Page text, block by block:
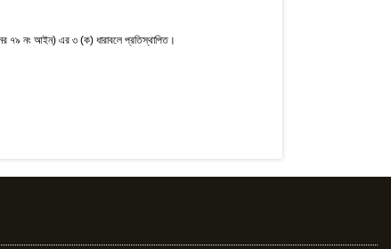
৭৯ নং আইন) এর ৩ (ক) ধারাবলে প্রতিস্থাপিত।